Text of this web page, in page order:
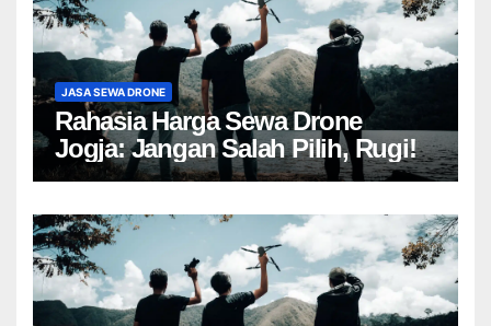
JASA SEWA DRONE
Rahasia Harga Sewa Drone
Jogja: Jangan Salah Pilih, Rugi!